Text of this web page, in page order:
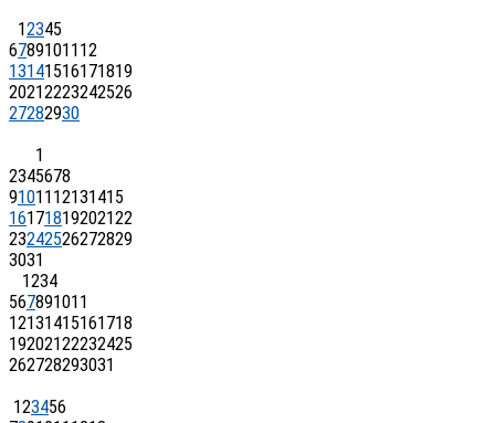
12345
67891011 12
13141516171819
20212223242526
27282930
1
2345678
91011 12131415
16171819202122
23242526272829
3031
1234
567891011
12131415161718
19202122232425
262728293031
123456